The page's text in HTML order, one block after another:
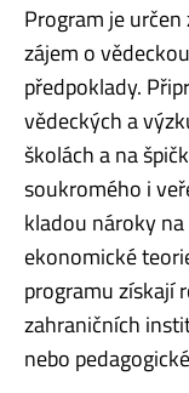
Program je
zájem o
předpoklady.
vědeckých a
školách a na
soukromého i
kladou nároky
ekonomické
programu získají
zahraničních
nebo